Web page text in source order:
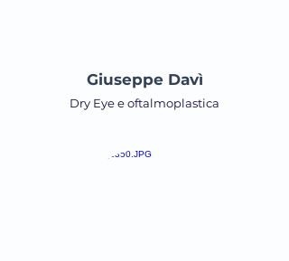
Giuseppe Davì
Dry Eye e oftalmoplastica